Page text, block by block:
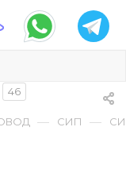
46
— СИП —